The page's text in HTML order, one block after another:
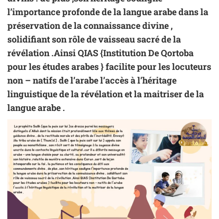
l’importance profonde de la langue arabe dans la
préservation de la connaissance divine ,
solidifiant son rôle de vaisseau sacré de la
révélation .AinsiQIAS{Institution De Qortoba
pour les études arabes } facilite pour les locuteurs
non – natifs de l’arabe l’accès à l’héritage
linguistique de la révélation et la maitriser dela
langue arabe .